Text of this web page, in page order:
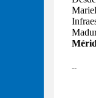
--